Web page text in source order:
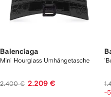
Balenciaga
Mini Hourglass Umhängetasche
2.400 € 2.209 €
-